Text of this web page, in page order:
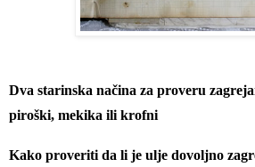
Dva starinska načina za proveru
piroški, mekika ili krofni
Kako proveriti da li je ulje dovoljno